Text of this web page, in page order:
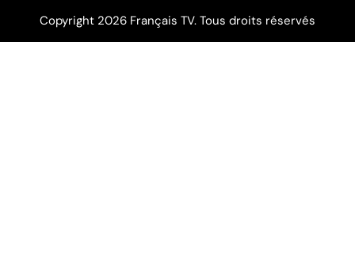
Copyright 2026 Français TV. Tous droits réservés